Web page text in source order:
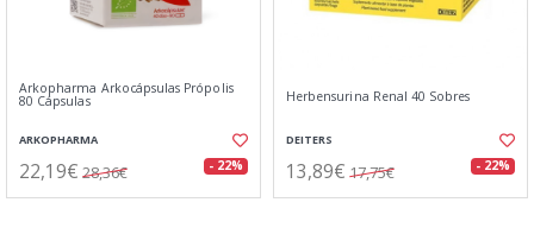
Arkopharma Arkocápsulas Própolis
80 Cápsulas
ARKOPHARMA
22,19€ 28,36€ - 22%
Herbensurina Renal 40 Sobres
DEITERS
13,89€ 17,75€ - 22%